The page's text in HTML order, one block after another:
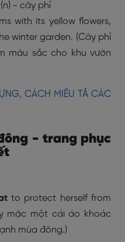
(n) - cây phỉ
with its yellow flowers,
winter garden. (Cây phỉ
màu sắc cho khu vườn
CÁCH MIÊU TẢ CÁC
- trang phục
to protect herself from
mặc một cái áo khoác
mùa đông.)